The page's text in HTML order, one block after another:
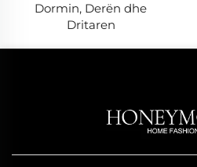
Dormin, Derën dhe
Dritaren